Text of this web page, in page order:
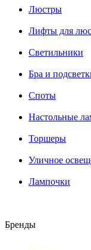
Люстры
Лифты для
Светильники
Бра и
Споты
Настольные
Торшеры
Уличное
Лампочки
Бренды